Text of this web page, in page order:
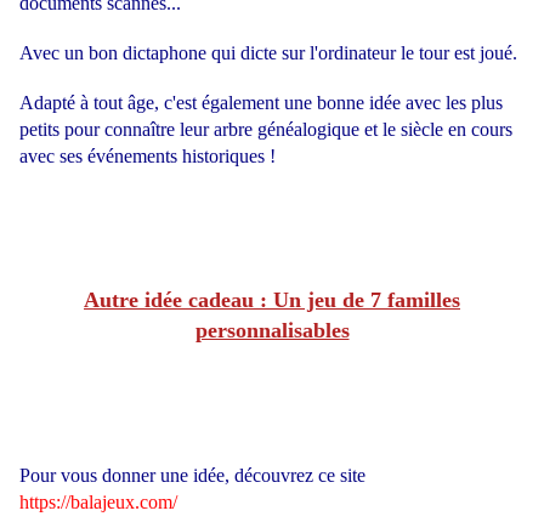
Avec un bon dictaphone qui dicte sur l'ordinateur le tour est joué.
Adapté à tout âge, c'est également une bonne idée avec les plus
petits pour connaître leur arbre généalogique et le siècle en cours
avec ses événements historiques !
Autre idée cadeau : Un jeu de 7 familles
personnalisables
Pour vous donner une idée, découvrez ce site
https://balajeux.com/